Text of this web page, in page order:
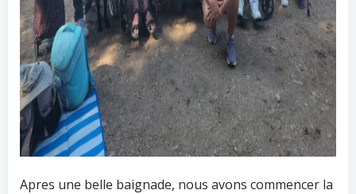
Apres une belle baignade, nous avons commencer la